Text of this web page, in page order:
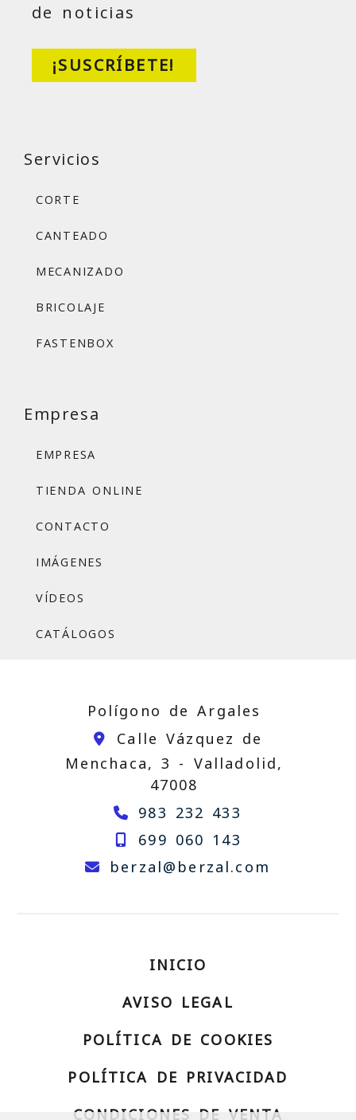
de noticias
¡SUSCRÍBETE!
Servicios
CORTE
CANTEADO
MECANIZADO
BRICOLAJE
FASTENBOX
Empresa
EMPRESA
TIENDA ONLINE
CONTACTO
IMÁGENES
VÍDEOS
CATÁLOGOS
Polígono de Argales
Calle Vázquez de
Menchaca, 3 - Valladolid,
47008
983 232 433
699 060 143
berzal
berzal.com
INICIO
AVISO LEGAL
POLÍTICA DE COOKIES
POLÍTICA DE PRIVACIDAD
CONDICIONES DE VENTA